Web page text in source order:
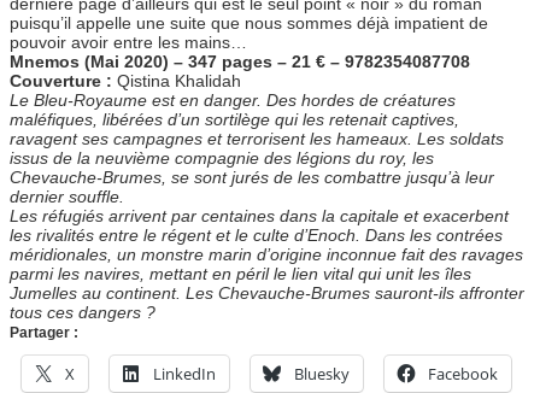
dernière page d’ailleurs qui est le seul point « noir » du roman
puisqu’il appelle une suite que nous sommes déjà impatient de
pouvoir avoir entre les mains…
Mnemos (Mai 2020) – 347 pages – 21 € – 9782354087708
Couverture : Qistina Khalidah
Le Bleu-Royaume est en danger. Des hordes de créatures
maléfiques, libérées d’un sortilège qui les retenait captives,
ravagent ses campagnes et terrorisent les hameaux. Les soldats
issus de la neuvième compagnie des légions du roy, les
Chevauche-Brumes, se sont jurés de les combattre jusqu’à leur
dernier souffle.
Les réfugiés arrivent par centaines dans la capitale et exacerbent
les rivalités entre le régent et le culte d’Enoch. Dans les contrées
méridionales, un monstre marin d’origine inconnue fait des ravages
parmi les navires, mettant en péril le lien vital qui unit les îles
Jumelles au continent. Les Chevauche-Brumes sauront-ils affronter
tous ces dangers ?
Partager :
X LinkedIn Bluesky Facebook